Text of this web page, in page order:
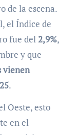
de la escena.
el Índice de
fue del2,9%,
y que
vienen
.
Oeste, esto
en el